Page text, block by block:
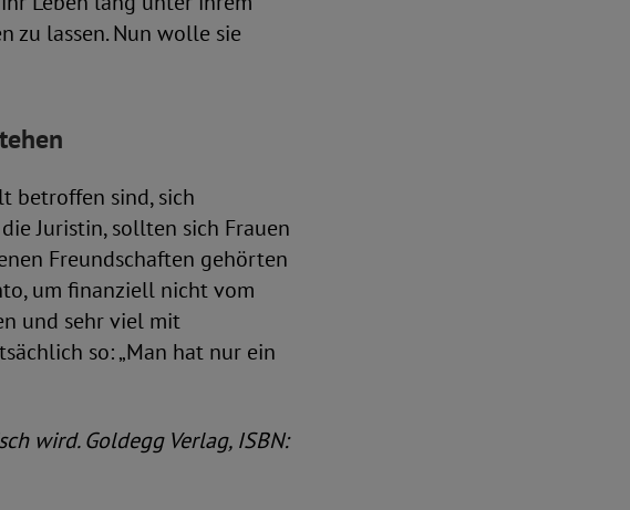
zu lassen. Nun wolle sie
betroffen sind, sich
Juristin, sollten sich Frauen
Freundschaften gehörten
um finanziell nicht vom
und sehr viel mit
so: „Man hat nur ein
wird. Goldegg Verlag, ISBN: